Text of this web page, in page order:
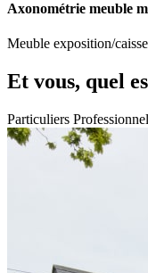
Axonométrie meuble
Meuble exposition/
Et vous, quel
Particuliers